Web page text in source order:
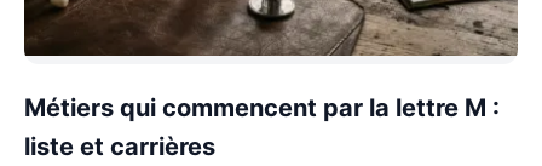
Métiers qui commencent par la lettre M :
liste et carrières